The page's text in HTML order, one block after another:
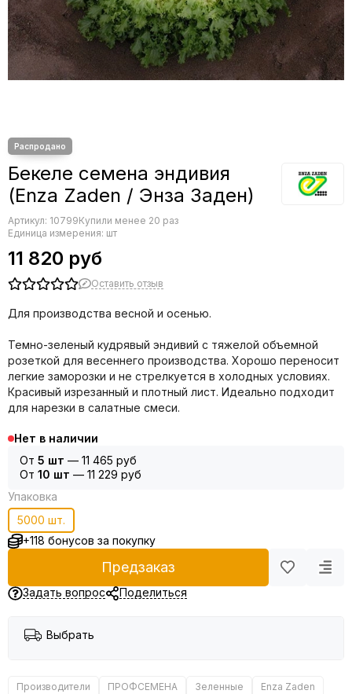
Шпинат
Щавель
Эндивий
Эстрагон (тархун)
Редис
Редька
Салат
Свекла
Тыква
Земляника
Микрозелень - семена для проращивания
Фасоль
Фенхель
Бекеле семена эндивия
(Enza Zaden / Энза Заден)
Артикул: 10799Купили менее 20 раз
Единица измерения: шт
11 820 руб
Оставить отзыв
Для производства весной и осенью.
Темно-зеленый кудрявый эндивий с тяжелой объемной
розеткой для весеннего производства. Хорошо переносит
легкие заморозки и не стрелкуется в холодных условиях.
Красивый изрезанный и плотный лист. Идеально подходит
для нарезки в салатные смеси.
Нет в наличии
От 5 шт — 11 465 руб
От 10 шт — 11 229 руб
Упаковка
5000 шт.
+118 бонусов за покупку
Предзаказ
Задать вопрос Поделиться
Выбрать
Производители ПРОФСЕМЕНА Зеленные
Enza Zaden